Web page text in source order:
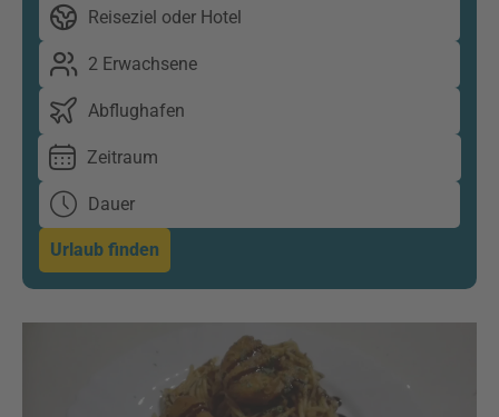
Reiseziel oder Hotel
2 Erwachsene
Abflughafen
Zeitraum
Dauer
Urlaub finden